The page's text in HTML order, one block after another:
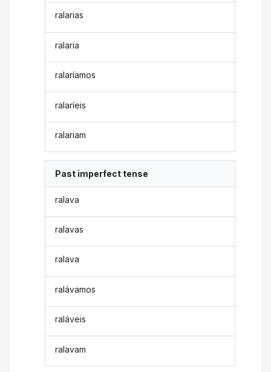
ralarias
ralaria
ralaríamos
ralaríeis
ralariam
Past imperfect tense
ralava
ralavas
ralava
ralávamos
raláveis
ralavam